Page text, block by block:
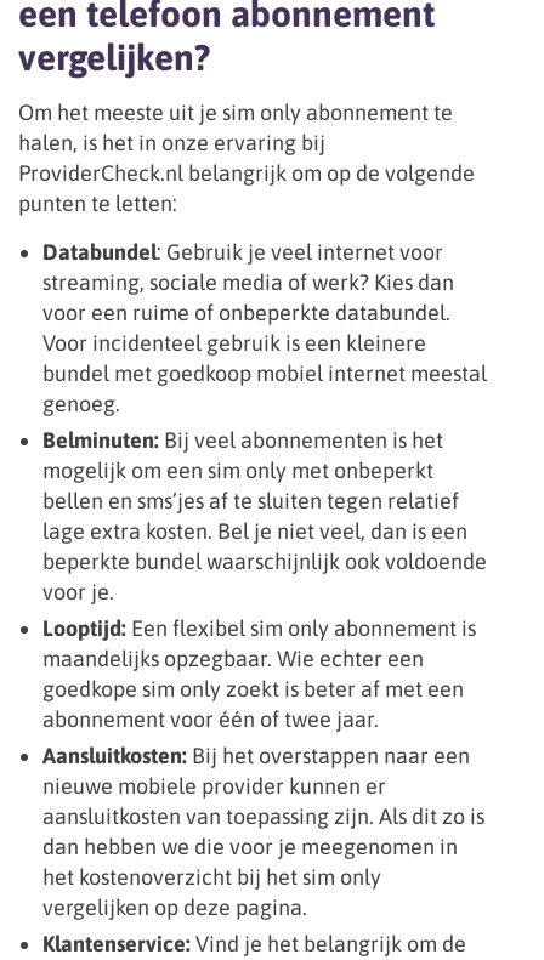
een telefoon abonnement
vergelijken?
Om het meeste uit je sim only abonnement te
halen, is het in onze ervaring bij
ProviderCheck.nl belangrijk om op de volgende
punten te letten:
Databundel: Gebruik je veel internet voor
streaming, sociale media of werk? Kies dan
voor een ruime of onbeperkte databundel.
Voor incidenteel gebruik is een kleinere
bundel met goedkoop mobiel internet meestal
genoeg.
Belminuten: Bij veel abonnementen is het
mogelijk om een sim only met onbeperkt
bellen en sms’jes af te sluiten tegen relatief
lage extra kosten. Bel je niet veel, dan is een
beperkte bundel waarschijnlijk ook voldoende
voor je.
Looptijd: Een flexibel sim only abonnement is
maandelijks opzegbaar. Wie echter een
goedkope sim only zoekt is beter af met een
abonnement voor één of twee jaar.
Aansluitkosten: Bij het overstappen naar een
nieuwe mobiele provider kunnen er
aansluitkosten van toepassing zijn. Als dit zo is
dan hebben we die voor je meegenomen in
het kostenoverzicht bij het sim only
vergelijken op deze pagina.
Klantenservice:Vind je het belangrijk om de